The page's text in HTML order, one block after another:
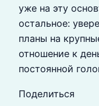
уже на эту
остальное:
планы на
отношение к
постоянной
Поделиться